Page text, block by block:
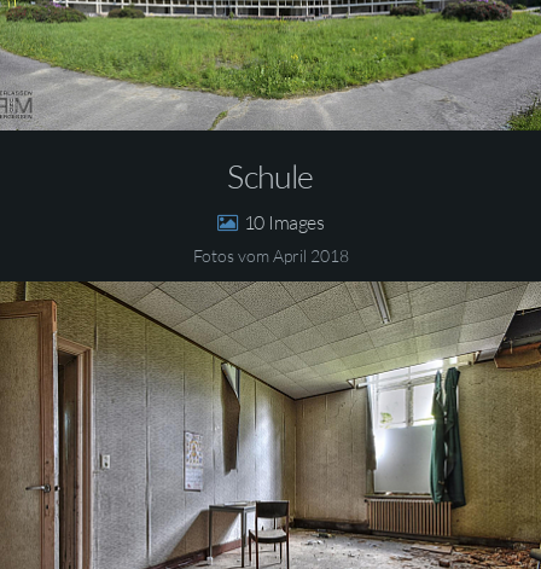
Schule
10
Fotos vom April 2018